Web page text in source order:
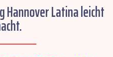
Hannover Latina leicht